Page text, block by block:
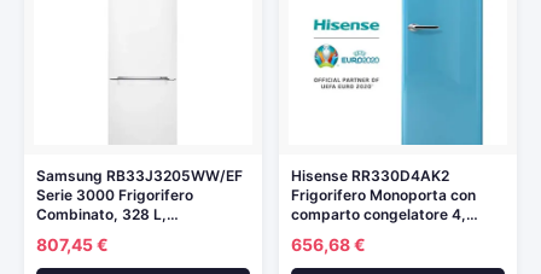
Samsung RB33J3205WW/EF
Serie 3000 Frigorifero
Combinato, 328 L,…
807,45 €
Hisense RR330D4AK2
Frigorifero Monoporta con
comparto congelatore 4,…
656,68 €